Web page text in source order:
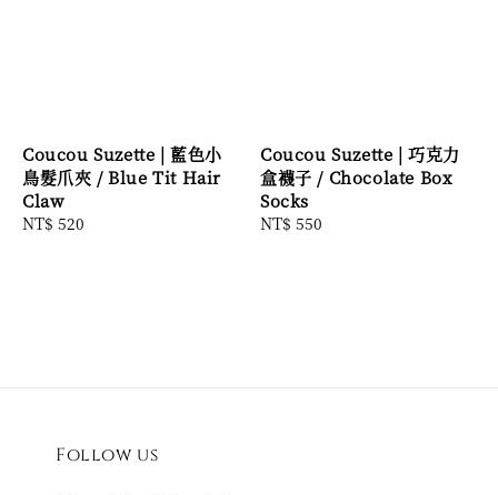
Coucou Suzette | 藍色小
鳥髮爪夾 / Blue Tit Hair
Claw
Regular
NT$ 520
Coucou Suzette | 巧克力
盒襪子 / Chocolate Box
Socks
Regular
NT$ 550
Follow us